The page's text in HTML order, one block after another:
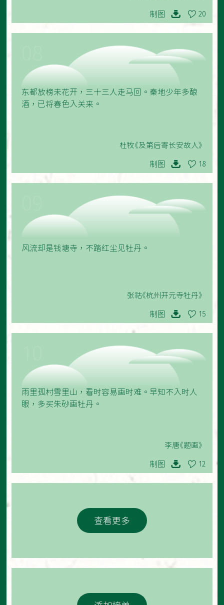
制图 20
东都放榜未花开，三十三人走马回。秦地少年多酿
酒，已将春色入关来。
杜牧《及第后寄长安故人》
制图 18
风流却是钱塘寺，不踏红尘见牡丹。
张祜《杭州开元寺牡丹》
制图 15
雨里孤村雪里山，看时容易画时难。早知不入时人
眼，多买朱砂画牡丹。
李唐《题画》
制图 12
查看更多